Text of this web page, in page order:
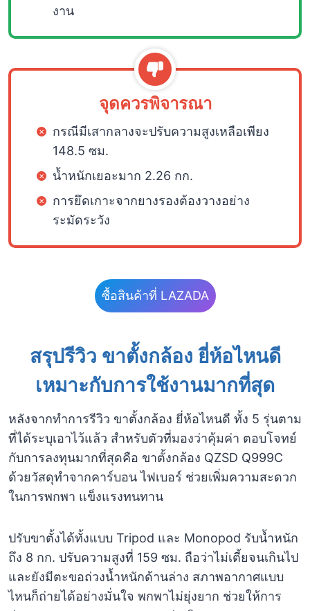
งาน
จุดควรพิจารณา
กรณีมีเสากลางจะปรับความสูงเหลือเพียง
148.5 ซม.
น้ำหนักเยอะมาก 2.26 กก.
การยึดเกาะจากยางรองต้องวางอย่าง
ระมัดระวัง
ซื้อสินค้าที่ LAZADA
สรุปรีวิว ขาตั้งกล้อง ยี่ห้อไหนดี
เหมาะกับการใช้งานมากที่สุด
หลังจากทำการรีวิว ขาตั้งกล้อง ยี่ห้อไหนดี ทั้ง 5 รุ่นตาม
ที่ได้ระบุเอาไว้แล้ว สำหรับตัวที่มองว่าคุ้มค่า ตอบโจทย์
กับการลงทุนมากที่สุดคือ ขาตั้งกล้อง QZSD Q999C
ด้วยวัสดุทำจากคาร์บอน ไฟเบอร์ ช่วยเพิ่มความสะดวก
ในการพกพา แข็งแรงทนทาน
ปรับขาตั้งได้ทั้งแบบ Tripod และ Monopod รับน้ำหนัก
ถึง 8 กก. ปรับความสูงที่ 159 ซม. ถือว่าไม่เตี้ยจนเกินไป
และยังมีตะขอถ่วงน้ำหนักด้านล่าง สภาพอากาศแบบ
ไหนก็ถ่ายได้อย่างมั่นใจ พกพาไม่ยุ่งยาก ช่วยให้การ